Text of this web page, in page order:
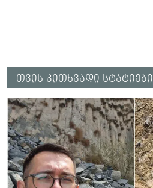
თვის კითხვადი სტატიები